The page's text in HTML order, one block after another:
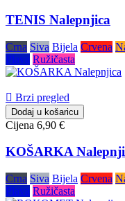
TENIS Nalepnjica
Crna Siva Bijela Crvena
Plava Ružičasta
 Brzi pregled
Dodaj u košaricu
Cijena 6,90 €
KOŠARKA
Crna Siva Bijela Crvena
Plava Ružičasta